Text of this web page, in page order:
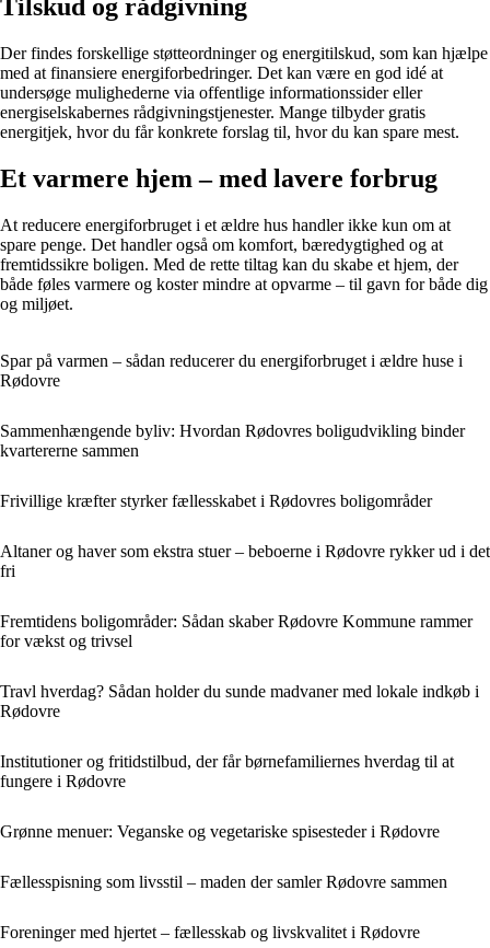
Tilskud og rådgivning
Der findes forskellige støtteordninger og energitilskud, som kan hjælpe
med at finansiere energiforbedringer. Det kan være en god idé at
undersøge mulighederne via offentlige informationssider eller
energiselskabernes rådgivningstjenester. Mange tilbyder gratis
energitjek, hvor du får konkrete forslag til, hvor du kan spare mest.
Et varmere hjem – med lavere forbrug
At reducere energiforbruget i et ældre hus handler ikke kun om at
spare penge. Det handler også om komfort, bæredygtighed og at
fremtidssikre boligen. Med de rette tiltag kan du skabe et hjem, der
både føles varmere og koster mindre at opvarme – til gavn for både dig
og miljøet.
Spar på varmen – sådan reducerer du energiforbruget i ældre huse i
Rødovre
Sammenhængende byliv: Hvordan Rødovres boligudvikling binder
kvartererne sammen
Frivillige kræfter styrker fællesskabet i Rødovres boligområder
Altaner og haver som ekstra stuer – beboerne i Rødovre rykker ud i det
fri
Fremtidens boligområder: Sådan skaber Rødovre Kommune rammer
for vækst og trivsel
Travl hverdag? Sådan holder du sunde madvaner med lokale indkøb i
Rødovre
Institutioner og fritidstilbud, der får børnefamiliernes hverdag til at
fungere i Rødovre
Grønne menuer: Veganske og vegetariske spisesteder i Rødovre
Fællesspisning som livsstil – maden der samler Rødovre sammen
Foreninger med hjertet – fællesskab og livskvalitet i Rødovre